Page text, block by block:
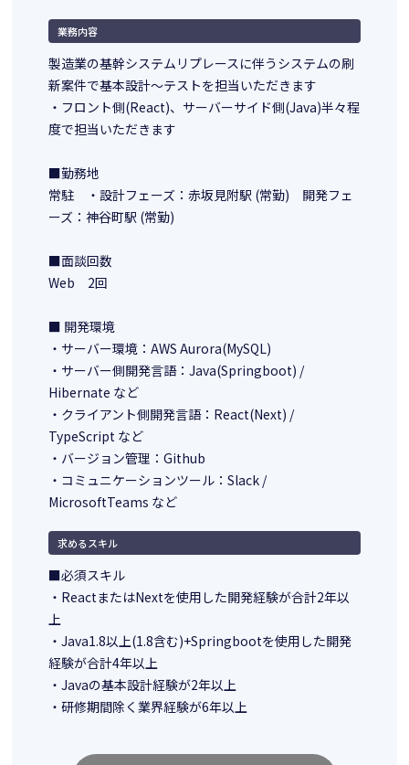
業務内容
製造業の基幹システムリプレースに伴うシステムの刷
新案件で基本設計〜テストを担当いただきます
・フロント側(React)、サーバーサイド側(Java)半々程
度で担当いただきます
■勤務地
常駐 ・設計フェーズ：赤坂見附駅 (常勤) 開発フェ
ーズ：神谷町駅 (常勤)
■面談回数
Web 2回
■ 開発環境
・サーバー環境：AWS Aurora(MySQL)
・サーバー側開発言語：Java(Springboot) /
Hibernate など
・クライアント側開発言語：React(Next) /
TypeScript など
・バージョン管理：Github
・コミュニケーションツール：Slack /
MicrosoftTeams など
求めるスキル
■必須スキル
・ReactまたはNextを使用した開発経験が合計2年以
上
・Java1.8以上(1.8含む)+Springbootを使用した開発
経験が合計4年以上
・Javaの基本設計経験が2年以上
・研修期間除く業界経験が6年以上